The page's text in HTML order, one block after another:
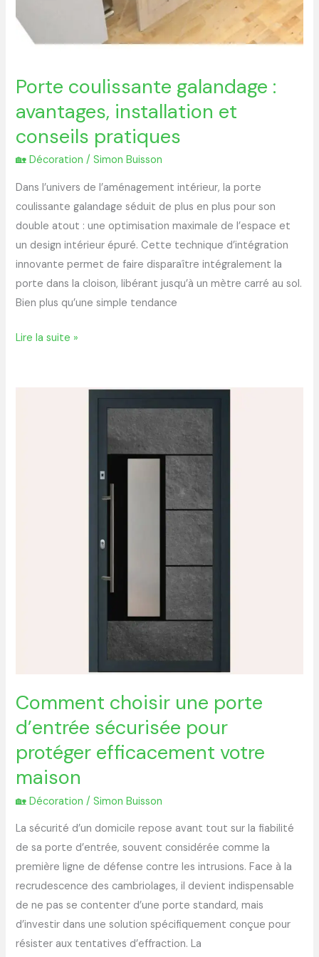
Porte coulissante galandage :
avantages, installation et
conseils pratiques
🏡 Décoration /Simon Buisson
Dans l’univers de l’aménagement intérieur, la porte
coulissante galandage séduit de plus en plus pour son
double atout : une optimisation maximale de l’espace et
un design intérieur épuré. Cette technique d’intégration
innovante permet de faire disparaître intégralement la
porte dans la cloison, libérant jusqu’à un mètre carré au sol.
Bien plus qu’une simple tendance
Lire la suite »
Comment choisir une porte
d’entrée sécurisée pour
protéger efficacement votre
maison
🏡 Décoration /Simon Buisson
La sécurité d’un domicile repose avant tout sur la fiabilité
de sa porte d’entrée, souvent considérée comme la
première ligne de défense contre les intrusions. Face à la
recrudescence des cambriolages, il devient indispensable
de ne pas se contenter d’une porte standard, mais
d’investir dans une solution spécifiquement conçue pour
résister aux tentatives d’effraction. La